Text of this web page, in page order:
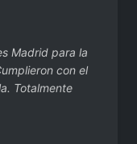
Madrid para la
con el
Totalmente